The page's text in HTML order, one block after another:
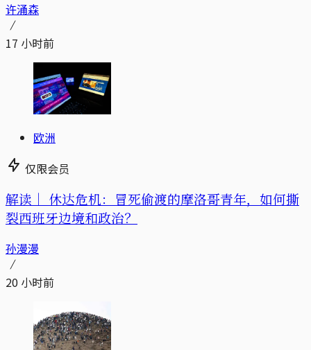
许涌森
17 小时前
欧洲
仅限会员
解读｜ 休达危机：冒死偷渡的摩洛哥青年，如何撕
裂西班牙边境和政治？
孙漫漫
20 小时前